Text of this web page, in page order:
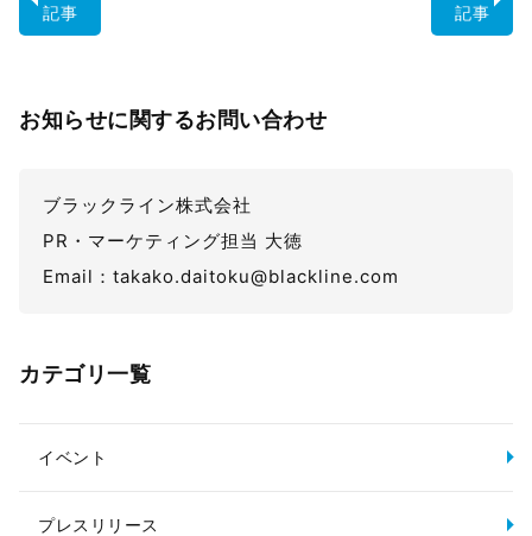
記事
記事
お知らせに関するお問い合わせ
ブラックライン株式会社
PR・マーケティング担当 大徳
Email：takako.daitoku@blackline.com
カテゴリ一覧
イベント
プレスリリース